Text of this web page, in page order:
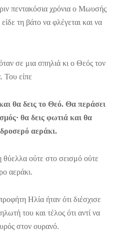
πεντακόσια χρόνια ο Μωυσής
τη βάτο να φλέγεται και να
σε μια σπηλιά κι ο Θεός τον
Του είπε
θα δεις το Θεό. Θα περάσει
θα δεις φωτιά και θα
αεράκι.
ούτε στο σεισμό ούτε
αεράκι.
Ηλία ήταν ότι διέσχισε
του και τέλος ότι αντί να
στον ουρανό.